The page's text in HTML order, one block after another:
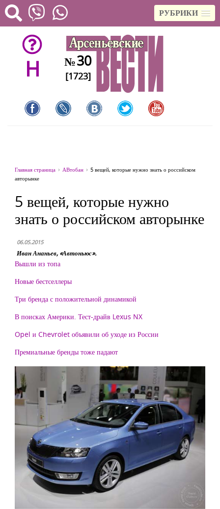
РУБРИКИ
H №30
[1723]
Главная страница АВтобан
5 вещей, которые нужно знать о российском
авторынке
5 вещей, которые нужно
знать о российском авторынке
06.05.2015
Иван Ананьев, «Автоньюс».
Вышли из топа
Новые бестселлеры
Три бренда с положительной динамикой
В поисках Америки. Тест-драйв Lexus NX
Opel и Chevrolet объявили об уходе из России
Премиальные бренды тоже падают